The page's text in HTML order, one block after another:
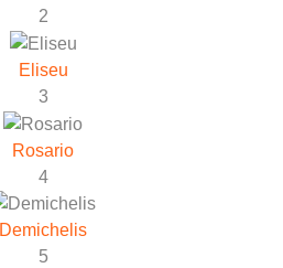
2
Eliseu
3
Rosario
4
Demichelis
5